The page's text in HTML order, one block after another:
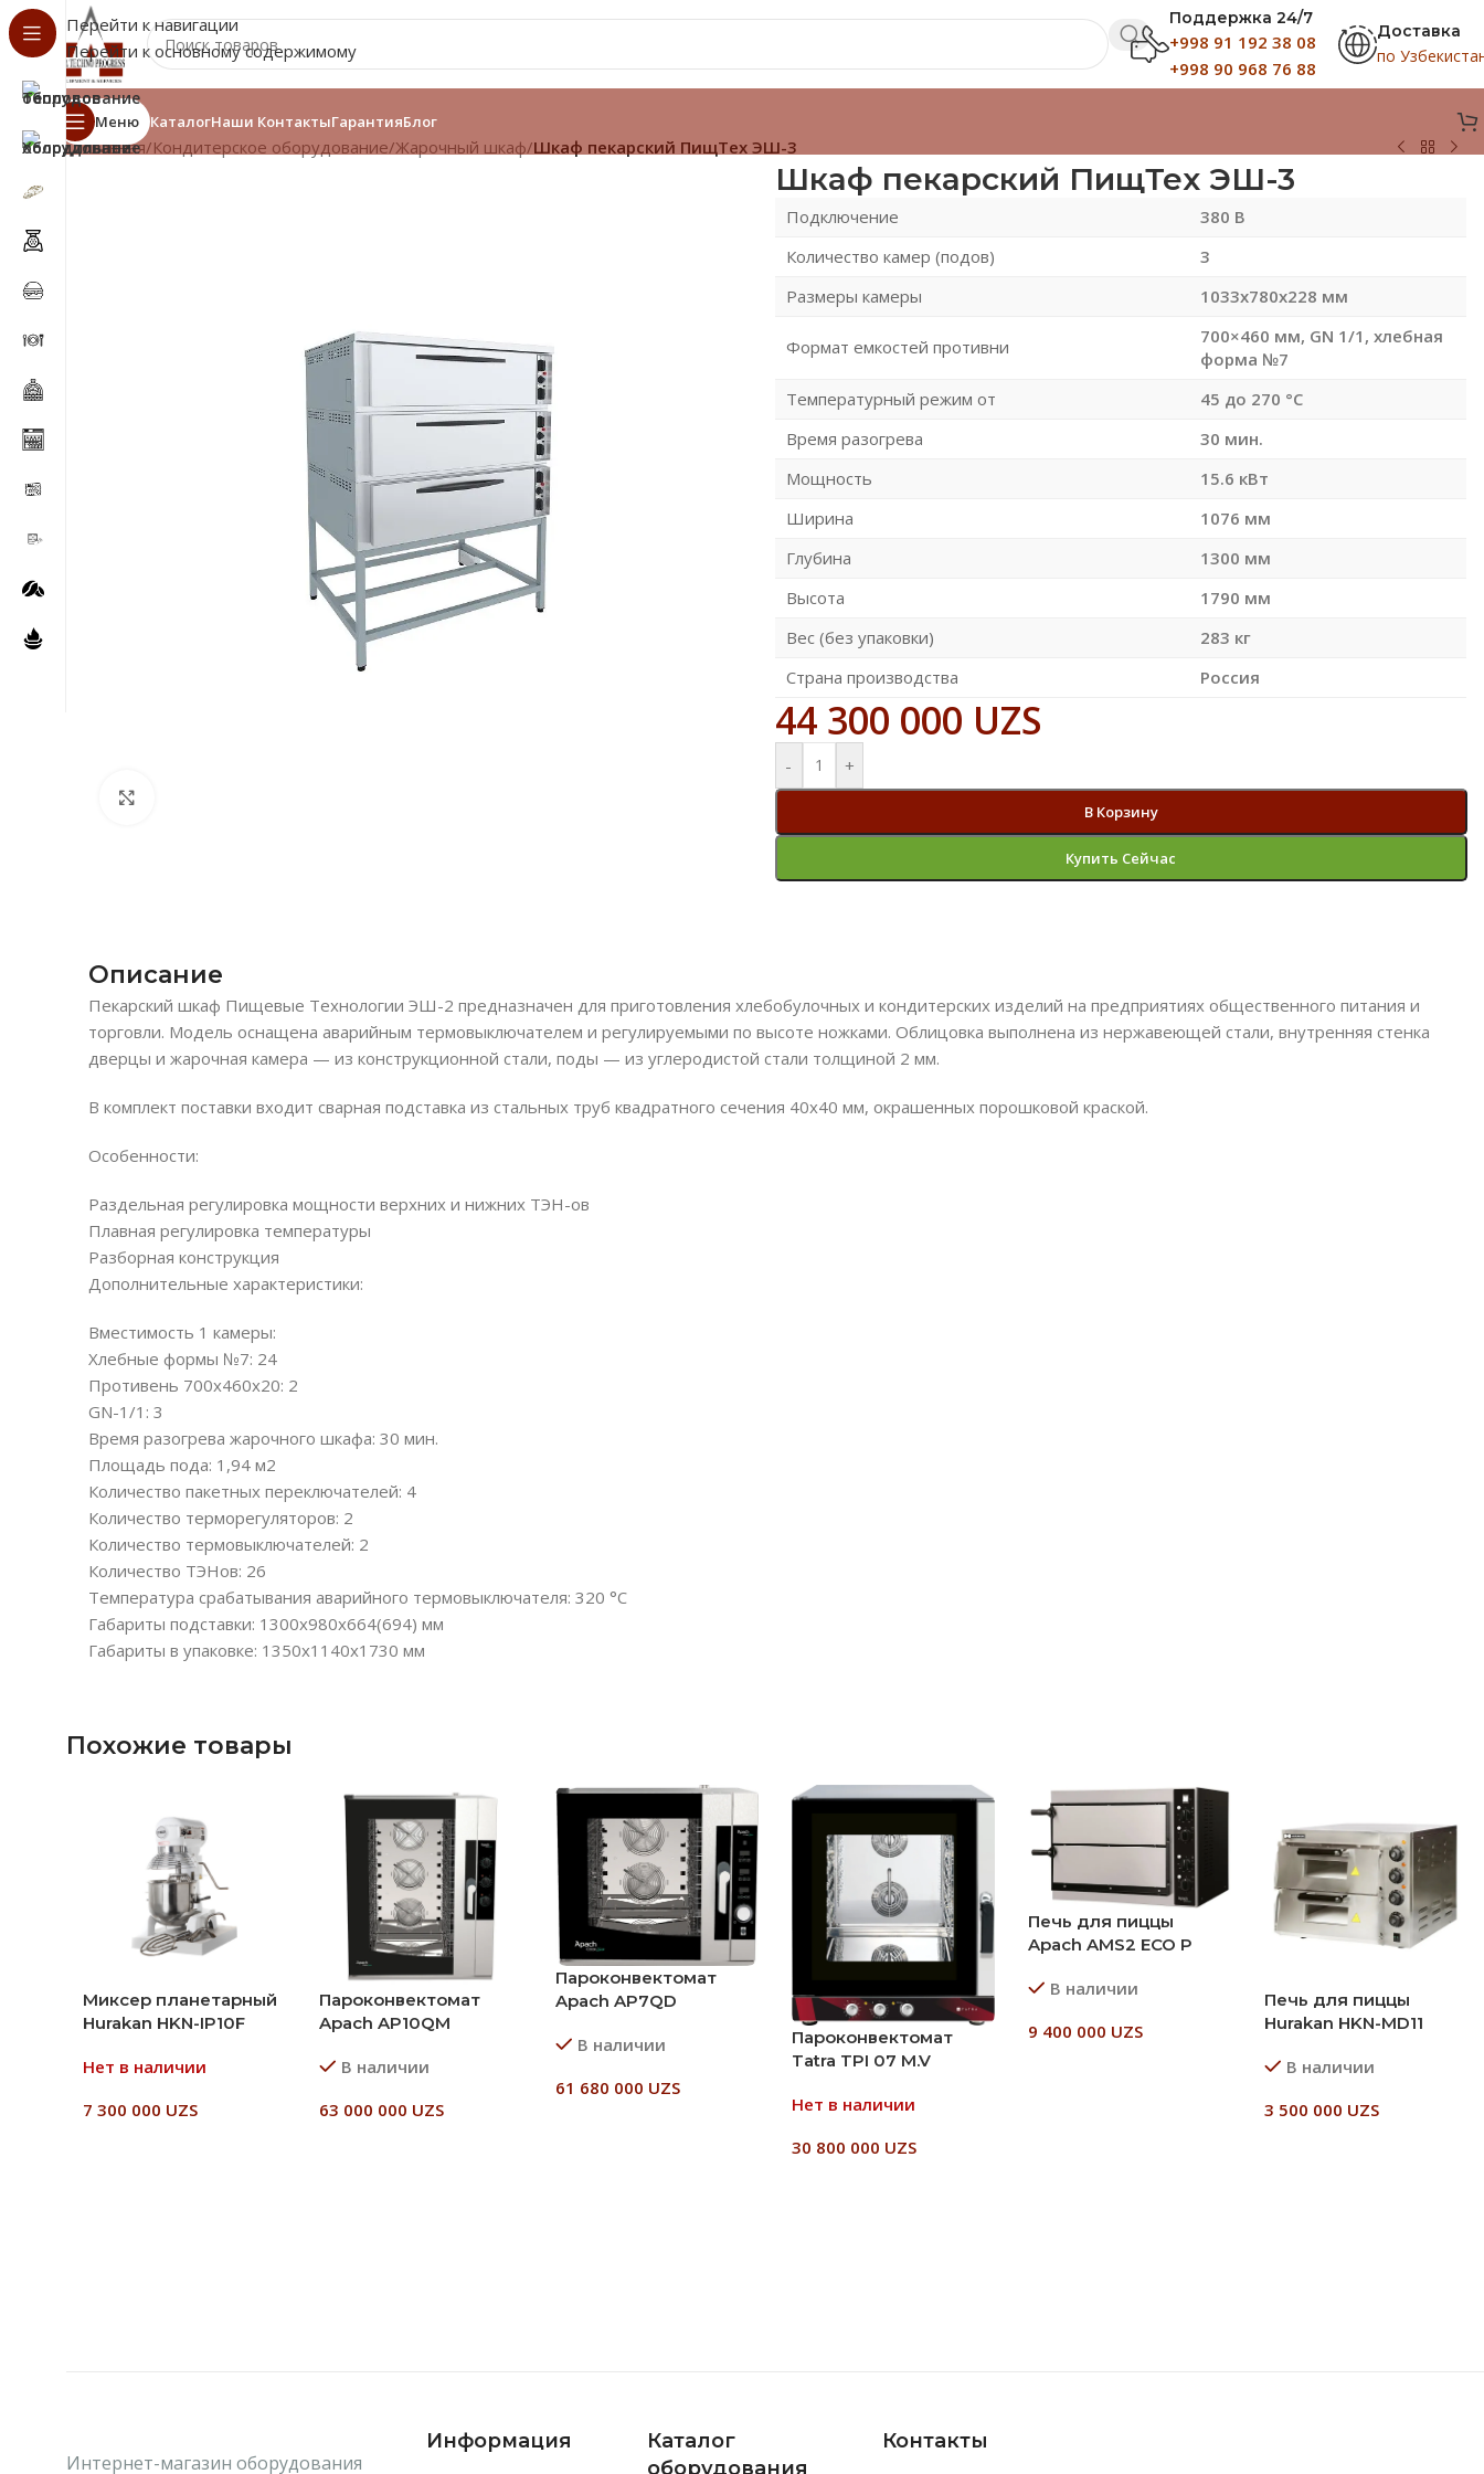
Перейти к навигации
Перейти к основному содержимому
Поддержка 24/7
+998 91 192 38 08
+998 90 968 76 88
Доставка
по
Меню КаталогНаши КонтактыГарантияБлог
Главная/Кондитерское оборудование/Жарочный шкаф/Шкаф пекарский ПищТех ЭШ-3
Шкаф пекарский ПищТех ЭШ-3
Подключение
380 В
Количество камер (подов)
3
Размеры камеры
1033х780х228 мм
Формат емкостей противни
700×460 мм, GN 1/1, хлебная
форма №7
Температурный режим от
45 до 270 °С
Время разогрева
30 мин.
Мощность
15.6 кВт
Ширина
1076 мм
Глубина
1300 мм
Высота
1790 мм
Вес (без упаковки)
283 кг
Страна производства
Россия
44 300 000 UZS
- +
В Корзину
Купить Сейчас
Описание
Пекарский шкаф Пищевые Технологии ЭШ-2 предназначен для приготовления хлебобулочных и кондитерских изделий на предприятиях общественного питания и
торговли. Модель оснащена аварийным термовыключателем и регулируемыми по высоте ножками. Облицовка выполнена из нержавеющей стали, внутренняя стенка
дверцы и жарочная камера — из конструкционной стали, поды — из углеродистой стали толщиной 2 мм.
В комплект поставки входит сварная подставка из стальных труб квадратного сечения 40х40 мм, окрашенных порошковой краской.
Особенности:
Раздельная регулировка мощности верхних и нижних ТЭН-ов
Плавная регулировка температуры
Разборная конструкция
Дополнительные характеристики:
Вместимость 1 камеры:
Хлебные формы №7: 24
Противень 700х460х20: 2
GN-1/1: 3
Время разогрева жарочного шкафа: 30 мин.
Площадь пода: 1,94 м2
Количество пакетных переключателей: 4
Количество терморегуляторов: 2
Количество термовыключателей: 2
Количество ТЭНов: 26
Температура срабатывания аварийного термовыключателя: 320 °С
Габариты подставки: 1300х980х664(694) мм
Габариты в упаковке: 1350х1140х1730 мм
Похожие товары
Миксер планетарный
Hurakan HKN-IP10F
Нет в наличии
7 300 000 UZS
Пароконвектомат
Apach AP10QM
В наличии
63 000 000 UZS
Пароконвектомат
Apach AP7QD
В наличии
61 680 000 UZS
Пароконвектомат
Tatra TPI 07 M.V
Нет в наличии
30 800 000 UZS
Печь для пиццы
Apach AMS2 ECO P
В наличии
9 400 000 UZS
Печь для пиццы
Hurakan HKN-MD11
В наличии
3 500 000 UZS
Интернет-магазин оборудования
Информация
Каталог
оборудования
Контакты